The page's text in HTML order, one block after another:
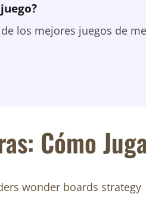
los mejores juegos de
Cómo